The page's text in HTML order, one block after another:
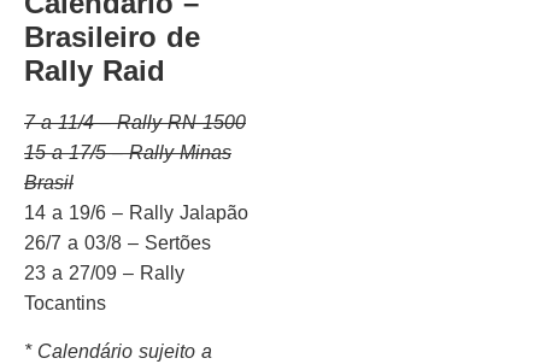
Brasileiro de
Rally Raid
7 a 11/4 – Rally RN 1500
15 a 17/5 – Rally Minas
Brasil
14 a 19/6 – Rally Jalapão
26/7 a 03/8 – Sertões
23 a 27/09 – Rally
Tocantins
* Calendário sujeito a